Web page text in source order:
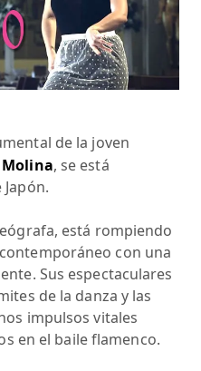
de la joven
Molina, se está
está rompiendo
con una
Sus espectaculares
de la danza y las
impulsos vitales
en el baile flamenco.